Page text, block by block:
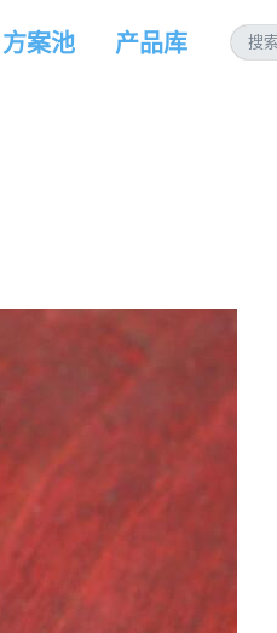
方案池 产品库